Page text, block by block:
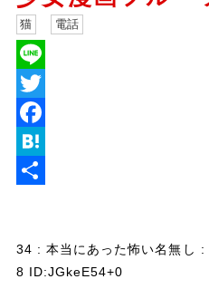
猫 電話
L
e
T
w
e
a
b
H
e
34 : 本当にあった怖い名無
8 ID:JGkeE54+0